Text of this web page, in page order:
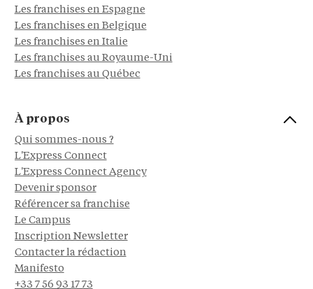
Les franchises en Espagne
Les franchises en Belgique
Les franchises en Italie
Les franchises au Royaume-Uni
Les franchises au Québec
À propos
Qui sommes-nous ?
L'Express Connect
L'Express Connect Agency
Devenir sponsor
Référencer sa franchise
Le Campus
Inscription Newsletter
Contacter la rédaction
Manifesto
+33 7 56 93 17 73